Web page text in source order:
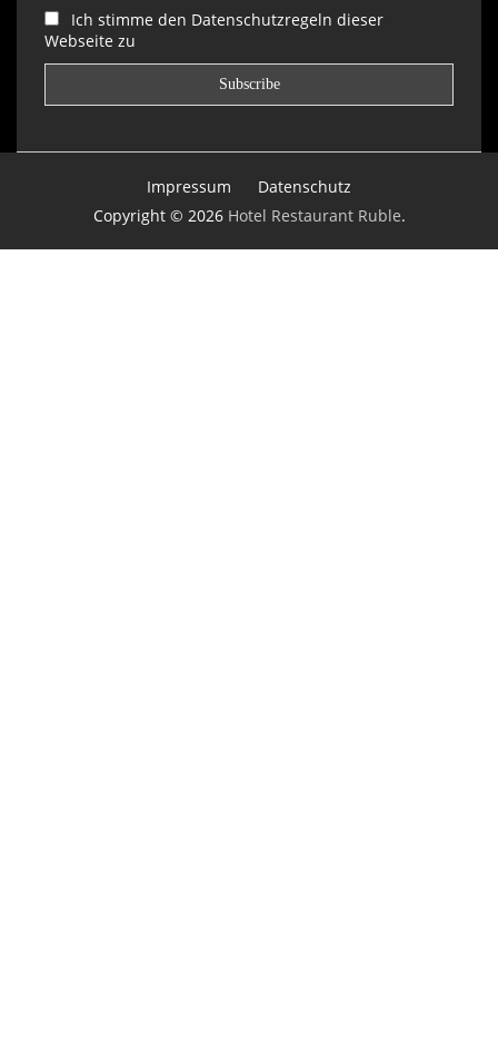
Ich stimme den Datenschutzregeln dieser
Webseite zu
Impressum
Datenschutz
Copyright © 2026 Hotel Restaurant Ruble.